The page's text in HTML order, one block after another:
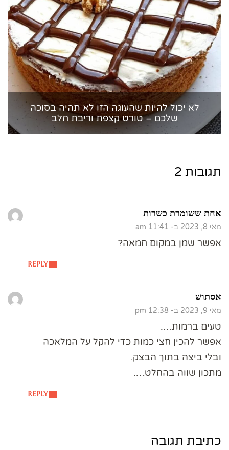
לא יכול להיות שהעוגה הזו לא תהיה בסוכה
שלכם – טורט קצפת וריבת חלב
תגובות 2
אחת ששומרת כשרות
מאי 8, 2023 ב- 11:41 am
REPLY
אפשר שמן במקום חמאה?
אסתוש
מאי 9, 2023 ב- 12:38 pm
REPLY
טעים ברמות….
אפשר להכין חצי כמות כדי להקל על המלאכה
ובלי ביצה בתוך הבצק.
מתכון שווה בהחלט….
כתיבת תגובה